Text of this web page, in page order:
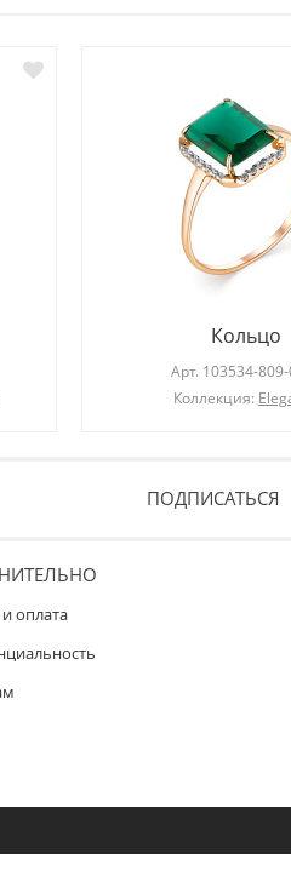
Кольцо
Арт. 103534-809-
Коллекция:
ПОДПИСАТЬСЯ
оплата